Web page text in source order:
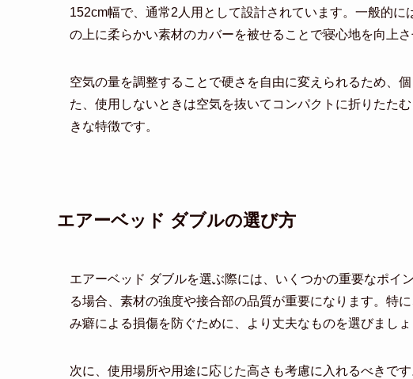
152cm幅で、通常2人用として設計されています。一般的
の上に柔らかい素材のカバーを被せることで寝心地を向上さ
空気の量を調整することで硬さを自由に変えられるため、
た、使用しないときは空気を抜いてコンパクトに折りたた
きな特徴です。
エアーベッド ダブルの選び方
エアーベッド ダブルを選ぶ際には、いくつかの重要なポイ
る場合、素材の強度や接合部の品質が重要になります。特
み癖による損傷を防ぐために、より丈夫なものを選びましょ
次に、使用場所や用途に応じた高さも考慮に入れるべきで